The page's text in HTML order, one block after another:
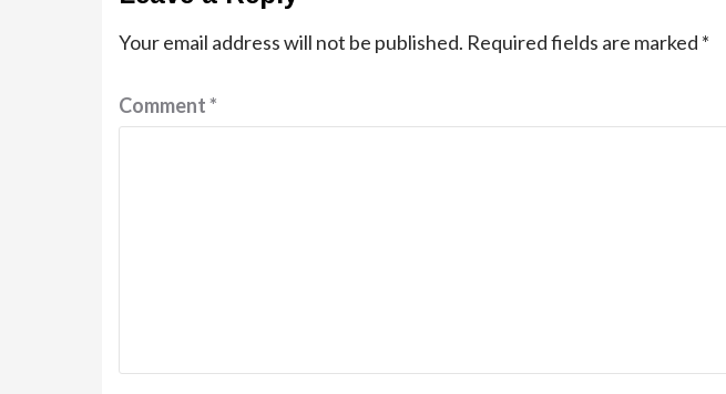
Your email address will not be published. Required fields are marked *
Comment*